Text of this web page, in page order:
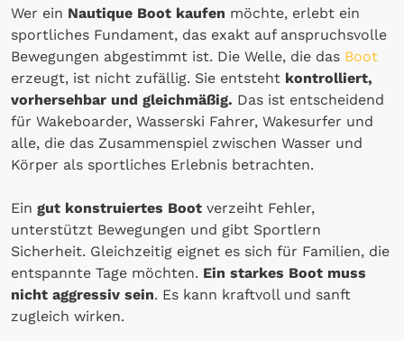
Wer ein Nautique Boot kaufen möchte, erlebt ein
sportliches Fundament, das exakt auf anspruchsvolle
Bewegungen abgestimmt ist. Die Welle, die das Boot
erzeugt, ist nicht zufällig. Sie entsteht kontrolliert,
vorhersehbar und gleichmäßig. Das ist entscheidend
für Wakeboarder, Wasserski Fahrer, Wakesurfer und
alle, die das Zusammenspiel zwischen Wasser und
Körper als sportliches Erlebnis betrachten.
Ein gut konstruiertes Boot verzeiht Fehler,
unterstützt Bewegungen und gibt Sportlern
Sicherheit. Gleichzeitig eignet es sich für Familien, die
entspannte Tage möchten. Ein starkes Boot muss
nicht aggressiv sein. Es kann kraftvoll und sanft
zugleich wirken.